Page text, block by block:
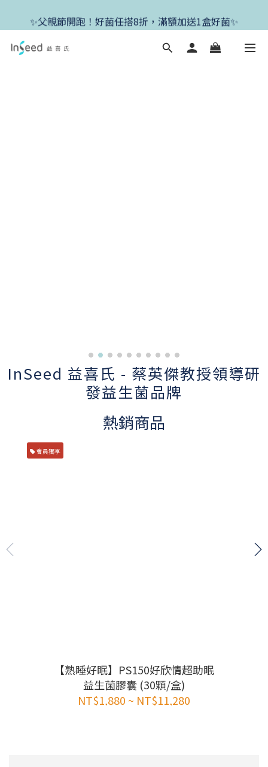
✨新朋友首單現折400+送1盒益生菌，滿額再享免運✨
✨父親節開跑！好菌任搭8折，滿額加送1盒好菌✨
✨新朋友首單現折400+送1盒益生菌，滿額再享免運✨
InSeed 益喜氏 - 蔡英傑教授領導研
發益生菌品牌
熱銷商品
會員獨享
【熟睡好眠】PS150好欣情超助眠
益生菌膠囊 (30顆/盒)
NT$1,880 ~ NT$11,280